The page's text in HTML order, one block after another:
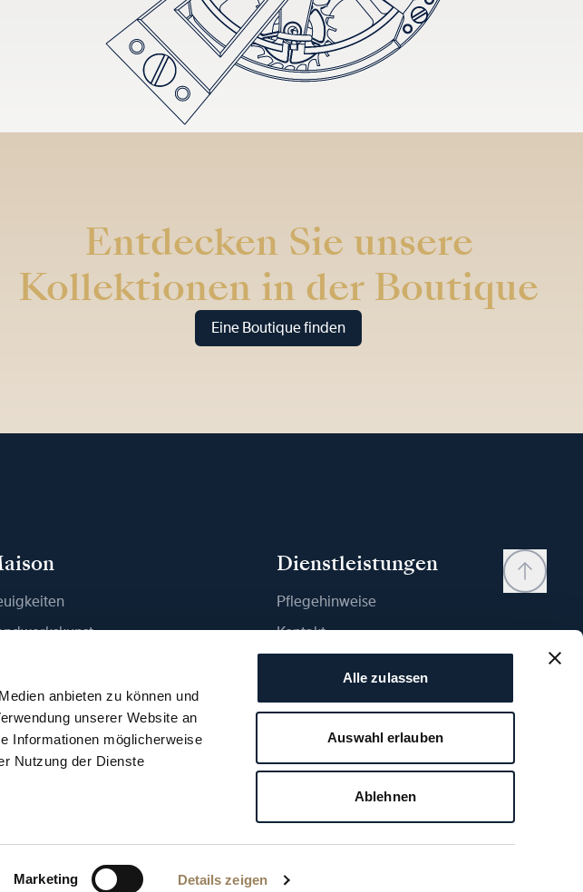
anbieten zu können und
unserer Website an
Informationen möglicherweise
Nutzung der Dienste
Marketing Details zeigen
Alle zulassen
Auswahl erlauben
Ablehnen
Entdecken Sie unsere
Kollektionen in der Boutique
Eine Boutique finden
Dienstleistungen
Pflegehinweise
Kontakt
ProgrammBarrierefreiheit
Breguet Urheberrecht - 2026